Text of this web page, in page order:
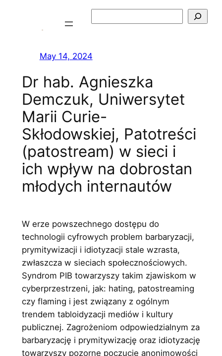
May 14, 2024
Dr hab. Agnieszka
Demczuk, Uniwersytet
Marii Curie-
Skłodowskiej, Patotreści
(patostream) w sieci i
ich wpływ na dobrostan
młodych internautów
W erze powszechnego dostępu do
technologii cyfrowych problem barbaryzacji,
prymitywizacji i idiotyzacji stale wzrasta,
zwłaszcza w sieciach społecznościowych.
Syndrom PIB towarzyszy takim zjawiskom w
cyberprzestrzeni, jak: hating, patostreaming
czy flaming i jest związany z ogólnym
trendem tabloidyzacji mediów i kultury
publicznej. Zagrożeniom odpowiedzialnym za
barbaryzację i prymitywizację oraz idiotyzację
towarzyszy pozorne poczucie anonimowości